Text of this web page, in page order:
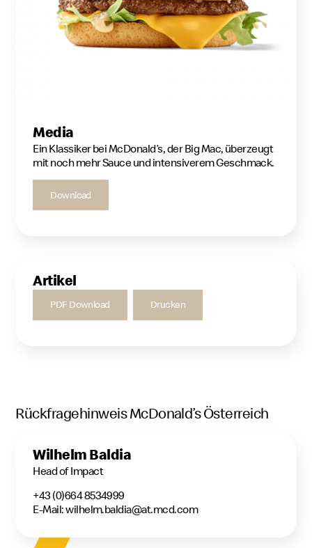
Media
Ein Klassiker bei McDonald’s, der Big Mac, überzeugt
mit noch mehr Sauce und intensiverem Geschmack.
Download
Artikel
PDF Download Drucken
Rückfragehinweis McDonald’s Österreich
Wilhelm Baldia
Head of Impact
+43 (0)664 8534999
E-Mail: wilhelm.baldia@at.mcd.com